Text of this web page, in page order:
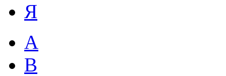
Я
A
B